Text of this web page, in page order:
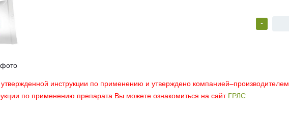
-
фото
инструкции по применению и утверждено компанией–производителем.
по применению препарата Вы можете ознакомиться на сайт ГРЛС